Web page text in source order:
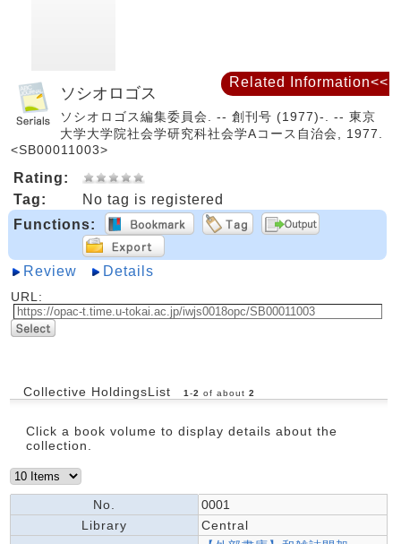
ソシオロゴス
ソシオロゴス編集委員会. -- 創刊号 (1977)-. -- 東京
大学大学院社会学研究科社会学Aコース自治会, 1977.
<SB00011003>
Rating:
Tag:
No tag is registered
Functions:
Review Details
URL:
Collective HoldingsList 1 -2 of about 2
Click a book volume to display details about the
collection.
No.
0001
Library
Central
Related Information<<